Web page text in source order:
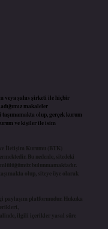
veya şahıs şirketi ile hiçbir
makaleler
olup, gerçek kurum
ve kişiler ile isim
İletişim Kurumu (BTK)
Bu nedenle, sitedeki
bulunmamaktadır.
olup, siteye üye olarak
paylaşım platformudur. Hukuka
ilgili içerikler yasal süre